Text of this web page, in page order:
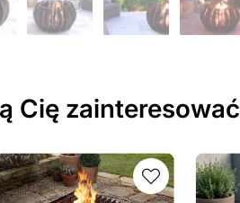
Cię zainteresować